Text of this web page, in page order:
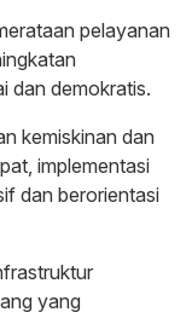
pelayanan
dan demokratis.
kemiskinan dan
implementasi
dan berorientasi
yang